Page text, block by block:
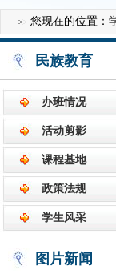
您现在的位置：
民族教育
办班情况
活动剪影
课程基地
政策法规
学生风采
图片新闻